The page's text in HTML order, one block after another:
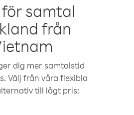
för samtal
från
dig mer samtalstid
Välj från våra flexibla
till lågt pris: